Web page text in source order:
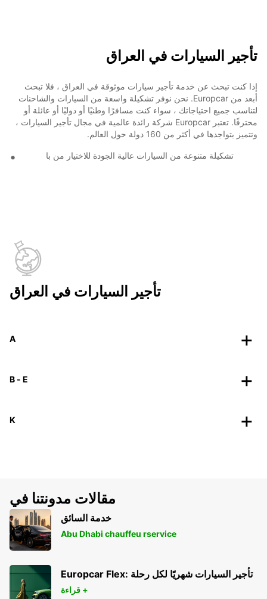
تأجير السيارات في العراق
إذا كنت تبحث عن خدمة تأجير سيارات موثوقة في العراق ، فلا تبحث
أبعد من Europcar. نحن نوفر تشكيلة واسعة من السيارات والشاحنات
لتناسب جميع احتياجاتك ، سواء كنت مسافرًا وطنيًا أو دوليًا أو عائلة أو
محترفًا. تعتبر Europcar شركة رائدة عالمية في مجال تأجير السيارات ،
وتتميز بتواجدها في أكثر من 160 دولة حول العالم.
تشكيلة متنوعة من السيارات عالية الجودة للاختيار من با
تأجير السيارات في العراق
A
B - E
K
مقالات مدونتنا في
خدمة السائق
Abu Dhabi chauffeu rservice
Europcar Flex: تأجير السيارات شهريًا لكل رحلة
قراءة +